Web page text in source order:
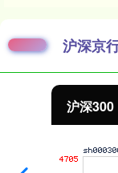
沪深京
43.13 0.93%